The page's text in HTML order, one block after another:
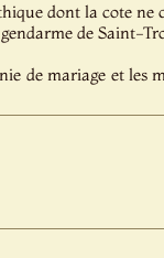
dont la cote ne
de Saint-
de mariage et les